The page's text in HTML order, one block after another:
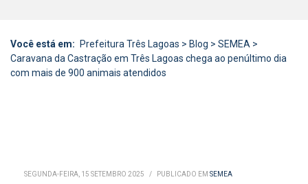
Você está em: Prefeitura Três Lagoas > Blog > SEMEA >
Caravana da Castração em Três Lagoas chega ao penúltimo dia
com mais de 900 animais atendidos
SEGUNDA-FEIRA, 15 SETEMBRO 2025 / PUBLICADO EM SEMEA